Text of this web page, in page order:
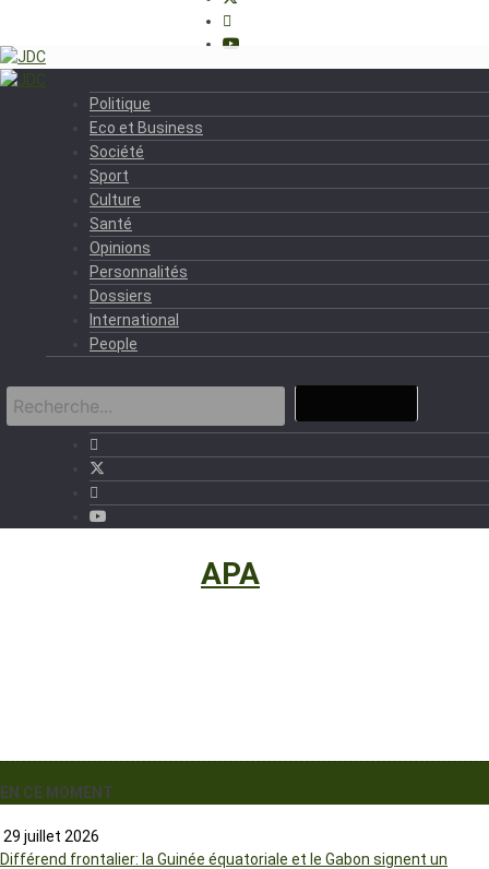
Politique
Eco et Business
Société
Sport
Culture
Santé
Opinions
Personnalités
Dossiers
International
People
APA
EN CE MOMENT
29 juillet 2026
Différend frontalier: la Guinée équatoriale et le Gabon signent un